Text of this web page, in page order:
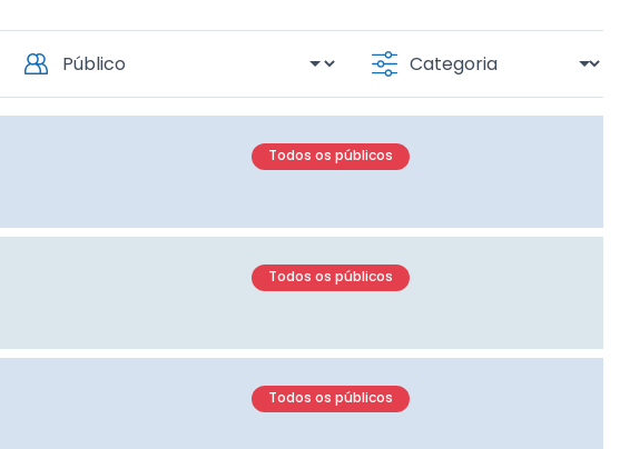
Todos os públicos
Todos os públicos
Todos os públicos